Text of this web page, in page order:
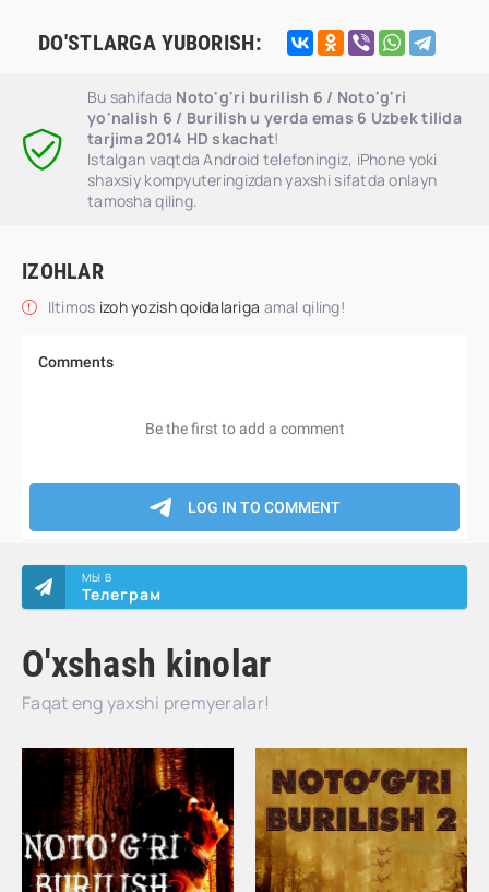
DO'STLARGA YUBORISH:
Bu sahifada Noto'g'ri burilish 6 / Noto'g'ri
yo'nalish 6 / Burilish u yerda emas 6 Uzbek tilida
tarjima 2014 HD skachat!
Istalgan vaqtda Android telefoningiz, iPhone yoki
shaxsiy kompyuteringizdan yaxshi sifatda onlayn
tamosha qiling.
IZOHLAR
Iltimos izoh yozish qoidalariga amal qiling!
O'xshash kinolar
Faqat eng yaxshi premyeralar!
МЫ В
Телеграм